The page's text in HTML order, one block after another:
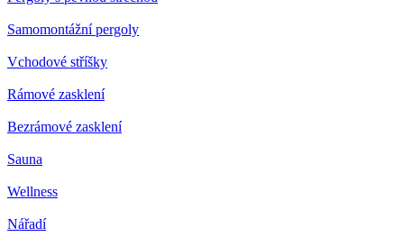
Samomontážní pergoly
Vchodové stříšky
Rámové zasklení
Bezrámové zasklení
Sauna
Wellness
Nářadí